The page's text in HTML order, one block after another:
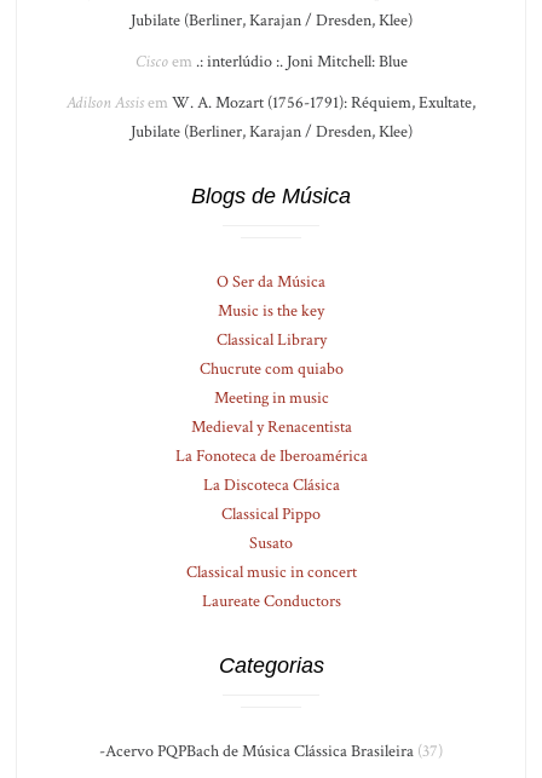
Jubilate (Berliner, Karajan / Dresden, Klee)
Ciscoem .: interlúdio :. Joni Mitchell: Blue
Adilson Assisem W. A. Mozart (1756-1791): Réquiem, Exultate,
Jubilate (Berliner, Karajan / Dresden, Klee)
Blogs de Música
O Ser da Música
Music is the key
Classical Library
Chucrute com quiabo
Meeting in music
Medieval y Renacentista
La Fonoteca de Iberoamérica
La Discoteca Clásica
Classical Pippo
Susato
Classical music in concert
Laureate Conductors
Categorias
-Acervo PQPBach de Música Clássica Brasileira (37)